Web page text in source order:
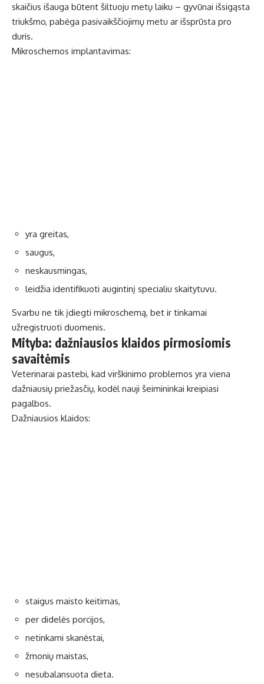
skaičius išauga būtent šiltuoju metų laiku – gyvūnai išsigąsta
triukšmo, pabėga pasivaikščiojimų metu ar išsprūsta pro
duris.
Mikroschemos implantavimas:
yra greitas,
saugus,
neskausmingas,
leidžia identifikuoti augintinį specialiu skaitytuvu.
Svarbu ne tik įdiegti mikroschemą, bet ir tinkamai
užregistruoti duomenis.
Mityba: dažniausios klaidos pirmosiomis
savaitėmis
Veterinarai pastebi, kad virškinimo problemos yra viena
dažniausių priežasčių, kodėl nauji šeimininkai kreipiasi
pagalbos.
Dažniausios klaidos:
staigus maisto keitimas,
per didelės porcijos,
netinkami skanėstai,
žmonių maistas,
nesubalansuota dieta.